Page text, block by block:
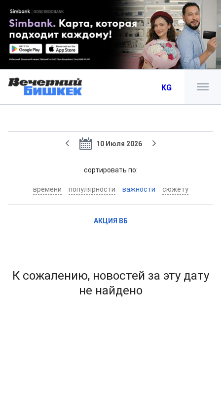
KG
10 Июля 2026
cортировать по:
времени популярности важности сюжету
АКЦИЯ ВБ
К сожалению, новостей за эту дату
не найдено